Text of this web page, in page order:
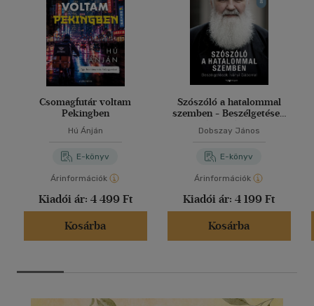
Csomagfutár voltam
Pekingben
Hú Ánján
E-könyv
Árinformációk
Kiadói ár: 4 499 Ft
Kosárba
Szószóló a hatalommal
szemben - Beszélgetések
Dobszay János
E-könyv
Árinformációk
Kiadói ár: 4 199 Ft
Kosárba